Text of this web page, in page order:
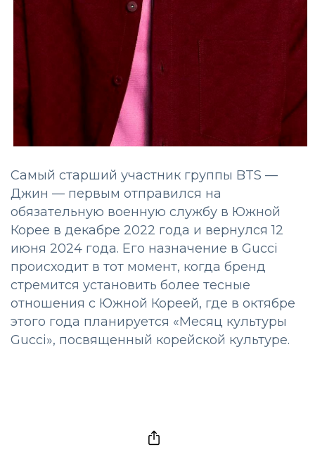
Самый старший участник группы BTS —
Джин — первым отправился на
обязательную военную службу в Южной
Корее в декабре 2022 года и вернулся 12
июня 2024 года. Его назначение в Gucci
происходит в тот момент, когда бренд
стремится установить более тесные
отношения с Южной Кореей, где в октябре
этого года планируется «Месяц культуры
Gucci», посвященный корейской культуре.